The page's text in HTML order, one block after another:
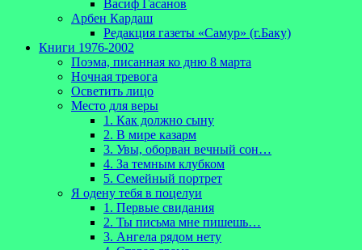
Васиф Гасанов
Арбен Кардаш
Редакция газеты «Самур» (г.Баку)
Книги 1976-2002
Поэма, писанная ко дню 8 марта
Ночная тревога
Осветить лицо
Место для веры
1. Как должно сыну
2. В мире казарм
3. Увы, оборван вечный сон…
4. За темным клубком
5. Семейный портрет
Я одену тебя в поцелуи
1. Первые свидания
2. Ты письма мне пишешь…
3. Ангела рядом нету